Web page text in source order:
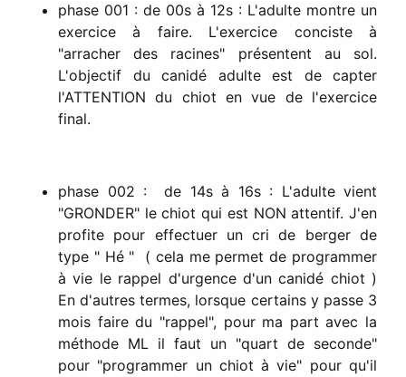
phase 001 : de 00s à 12s : L'adulte montre un
exercice à faire. L'exercice conciste à
"arracher des racines" présentent au sol.
L'objectif du canidé adulte est de capter
l'ATTENTION du chiot en vue de l'exercice
final.
phase 002 : de 14s à 16s : L'adulte vient
"GRONDER" le chiot qui est NON attentif. J'en
profite pour effectuer un cri de berger de
type " Hé " ( cela me permet de programmer
à vie le rappel d'urgence d'un canidé chiot )
En d'autres termes, lorsque certains y passe 3
mois faire du "rappel", pour ma part avec la
méthode ML il faut un "quart de seconde"
pour "programmer un chiot à vie" pour qu'il